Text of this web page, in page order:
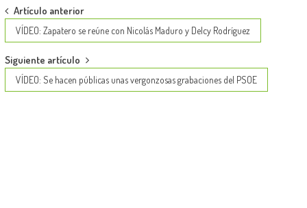
Post
navigation
Artículo anterior
VÍDEO: Zapatero se reúne con Nicolás Maduro y Delcy Rodríguez
Siguiente artículo
VÍDEO: Se hacen públicas unas vergonzosas grabaciones del PSOE